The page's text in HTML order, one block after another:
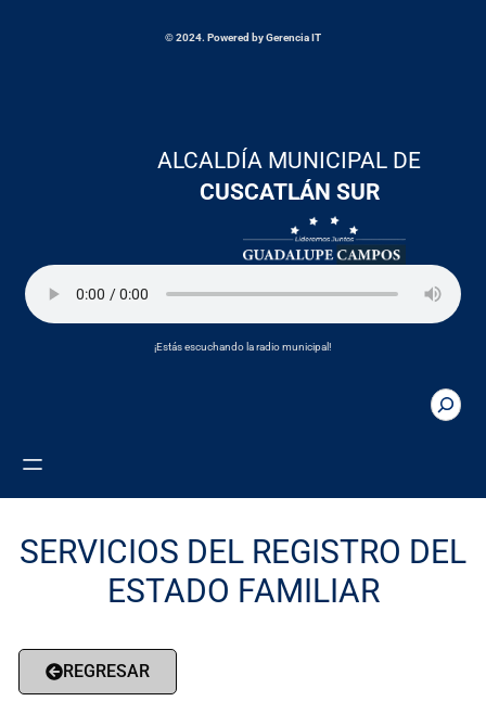
© 2024. Powered by Gerencia IT
ALCALDÍA MUNICIPAL DE
CUSCATLÁN SUR
¡Estás escuchando la radio municipal!
SERVICIOS DEL REGISTRO DEL
ESTADO FAMILIAR
REGRESAR